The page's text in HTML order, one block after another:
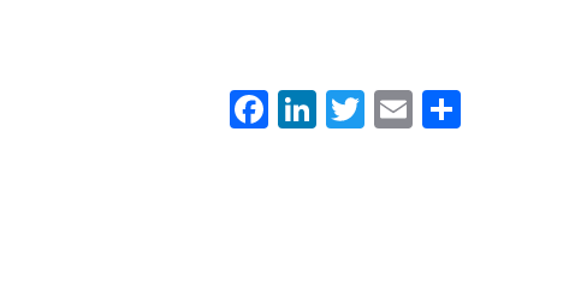
Facebook
LinkedIn
Twitter
Email